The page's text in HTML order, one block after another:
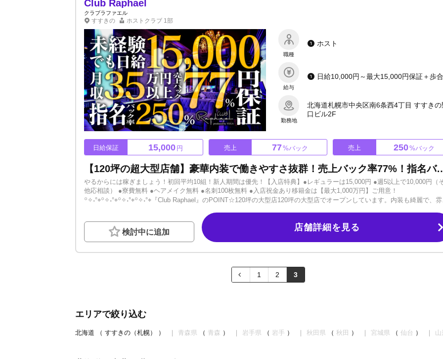
Club Raphael
クラブラファエル
すすきの ホストクラブ 1部
職種
ホスト
給与
勤務地
北海道札幌市中央区南6条西4丁目 すすきの
口ビル2F
日給保証 15,000 円 売上 77%バック 売上 250%バック
【120坪の超大型店舗】豪華内装で働きやすさ抜群！売上バック率77%！指
やるからには稼ぎましょう！初回平均10組！新人期間は優先！【入店特典】●レギュラーは15,000円 ●週5以上で10,000円（
他応相談） ●寮費無料 ●ヘアメイク無料 ●名刺100枚無料 ●入店祝金あり移籍金は【最大1,000万円】ご用意！
꙳✧˖°⌖꙳✧˖°⌖꙳✧˖°⌖꙳✧˖°⌖『Club Raphael』のPOINT☆120坪の大型店120坪の大型店でオープンしています。内装も綺麗で、雰
研修制度で未経験でも売れやすさはトップクラス☆ヘルプも強く、能力が他店よりも段違いでUPしますので、今のお店で売
にくいと感じてる方もぜひお越しください！☆圧倒的な広告宣伝力有名看板やアドトラックなど広告に力を入れています。す
きのエリアで誰もが耳に残るようなトラックを走らせています！（掲載者は3カ月おきに変わるので全員にチャンスあり！）
県の方もオンライン面接で対応致します。ホストで有名になりたい、稼ぎたい方を全力でバックアップ！まずはお気軽にご
検討中に追加 店舗詳細を見る
1 2 3
エリアで絞り込む
北海道 （ すすきの（札幌） ） 青森県 （ 青森 ） 岩手県 （ 岩手 ） 秋田県 （ 秋田 ） 宮城県 （ 仙台 ） 山